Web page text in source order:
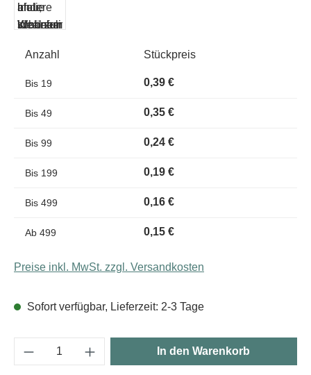
Anzahl Stückpreis
Bis 19 0,39 €
Bis 49 0,35 €
Bis 99 0,24 €
Bis 199 0,19 €
Bis 499 0,16 €
Ab 499 0,15 €
Preise inkl. MwSt. zzgl. Versandkosten
Sofort verfügbar, Lieferzeit: 2-3 Tage
Produkt Anzahl: Gib den gewünschten
In den Warenkorb